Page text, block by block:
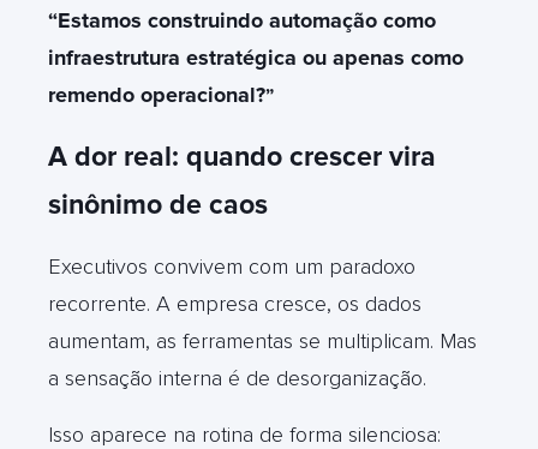
“Estamos construindo automação como
infraestrutura estratégica ou apenas como
remendo operacional?”
A dor real: quando crescer vira
sinônimo de caos
Executivos convivem com um paradoxo
recorrente. A empresa cresce, os dados
aumentam, as ferramentas se multiplicam. Mas
a sensação interna é de desorganização.
Isso aparece na rotina de forma silenciosa: